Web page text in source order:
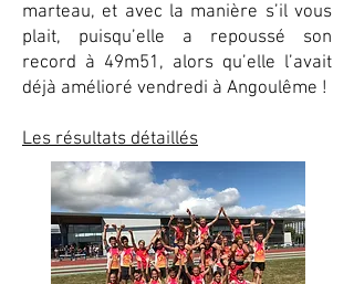
marteau, et avec la manière s’il vous
plait, puisqu’elle a repoussé son
record à 49m51, alors qu’elle l’avait
déjà amélioré vendredi à Angoulême !
Les résultats détaillés